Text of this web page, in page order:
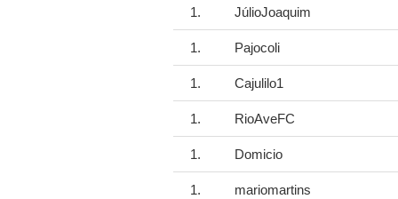
1. JúlioJoaquim
1. Pajocoli
1. Cajulilo1
1. RioAveFC
1. Domicio
1. mariomartins